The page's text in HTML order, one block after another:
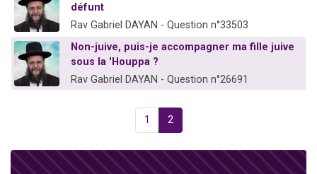
défunt
Rav Gabriel DAYAN - Question n°33503
Non-juive, puis-je accompagner ma fille juive
sous la 'Houppa ?
Rav Gabriel DAYAN - Question n°26691
1 2